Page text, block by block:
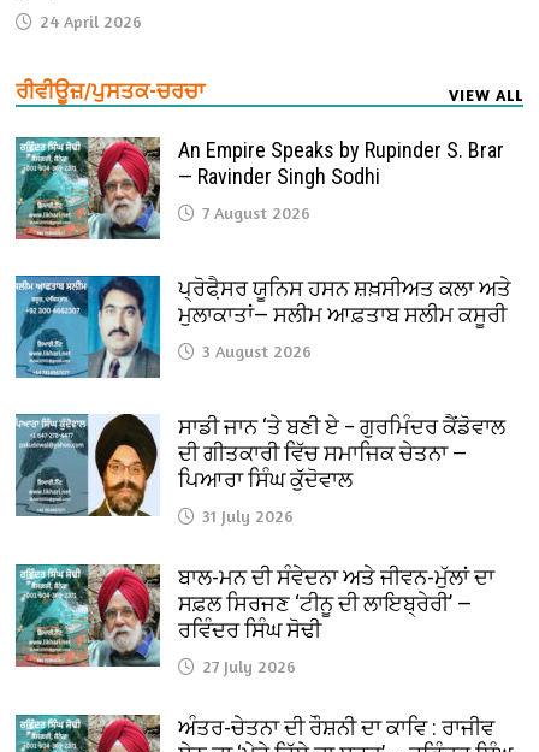
24 April 2026
ਰੀਵੀਊਜ਼/ਪੁਸਤਕ-ਚਰਚਾ VIEW ALL
An Empire Speaks by Rupinder S. Brar
— Ravinder Singh Sodhi
7 August 2026
ਪ੍ਰੋਫੈ਼ਸਰ ਯੂਨਿਸ ਹਸਨ ਸ਼ਖ਼ਸੀਅਤ ਕਲਾ ਅਤੇ
ਮੁਲਾਕਾਤਾਂ— ਸਲੀਮ ਆਫ਼ਤਾਬ ਸਲੀਮ ਕਸੂਰੀ
3 August 2026
ਸਾਡੀ ਜਾਨ ‘ਤੇ ਬਣੀ ਏ – ਗੁਰਮਿੰਦਰ ਕੈਂਡੋਵਾਲ
ਦੀ ਗੀਤਕਾਰੀ ਵਿੱਚ ਸਮਾਜਿਕ ਚੇਤਨਾ —
ਪਿਆਰਾ ਸਿੰਘ ਕੁੱਦੋਵਾਲ
31 July 2026
ਬਾਲ-ਮਨ ਦੀ ਸੰਵੇਦਨਾ ਅਤੇ ਜੀਵਨ-ਮੁੱਲਾਂ ਦਾ
ਸਫ਼ਲ ਸਿਰਜਣ ‘ਟੀਨੂ ਦੀ ਲਾਇਬ੍ਰੇਰੀ’ —
ਰਵਿੰਦਰ ਸਿੰਘ ਸੋਢੀ
27 July 2026
ਅੰਤਰ-ਚੇਤਨਾ ਦੀ ਰੌਸ਼ਨੀ ਦਾ ਕਾਵਿ : ਰਾਜੀਵ